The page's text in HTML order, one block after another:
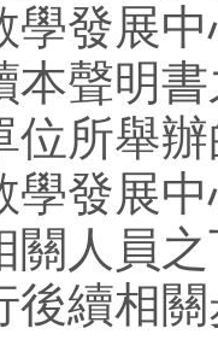
學發展
本聲明
位所舉
學發展
關人員
後續相